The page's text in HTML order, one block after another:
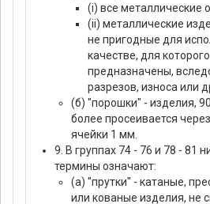
(i) все металлические
(ii) металлические
не пригодные для
качестве, для
предназначены,
разрезов, износа или
(б) "порошки" - изделия,
более просеивается
ячейки 1 мм.
9. В группах 74 - 76 и 78 - 81
термины означают:
(а) "прутки" - катаные,
или кованые изделия, не